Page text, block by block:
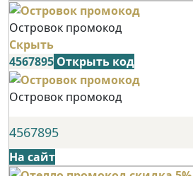
Островок промокод
Скрыть
4567895 Открыть код
Островок промокод
4567895
На сайт